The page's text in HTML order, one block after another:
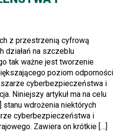
z przestrzenią cyfrową
działań na szczeblu
tak ważne jest tworzenie
poziom odporności
cyberbezpieczeństwa i
Niniejszy artykuł ma na celu
wdrożenia niektórych
cyberbezpieczeństwa i
Zawiera on krótkie […]